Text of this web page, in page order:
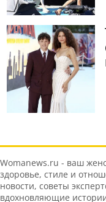
Womanews.ru - ваш
здоровье, стиле и
новости, советы
вдохновляющие